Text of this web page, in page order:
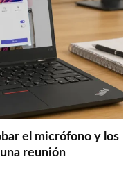
el micrófono y los
reunión